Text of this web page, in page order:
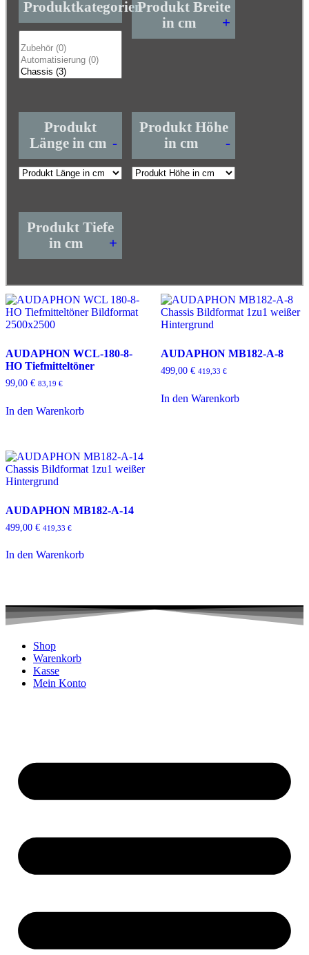
ProduktkategorienProdukt Breite
in cm
+
Produkt
Länge in cm -
Produkt Höhe
in cm
-
Produkt Tiefe
in cm
+
AUDAPHON WCL-180-8-
HO Tiefmitteltöner
99,00 € 83,19 €
In den Warenkorb
AUDAPHON MB182-A-8
499,00 € 419,33 €
In den Warenkorb
AUDAPHON MB182-A-14
499,00 € 419,33 €
In den Warenkorb
Shop
Warenkorb
Kasse
Mein Konto